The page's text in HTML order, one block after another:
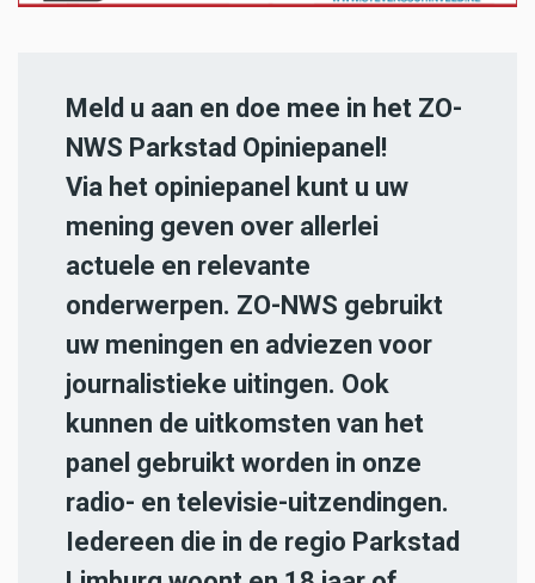
Meld u aan en doe mee in het ZO-
NWS Parkstad Opiniepanel!
Via het opiniepanel kunt u uw
mening geven over allerlei
actuele en relevante
onderwerpen. ZO-NWS gebruikt
uw meningen en adviezen voor
journalistieke uitingen. Ook
kunnen de uitkomsten van het
panel gebruikt worden in onze
radio- en televisie-uitzendingen.
Iedereen die in de regio Parkstad